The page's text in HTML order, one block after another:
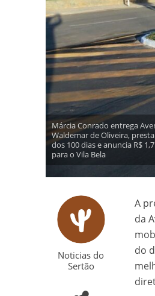
Márcia Conrado entrega
Waldemar de Oliveira,
dos 100 dias e anuncia R$
para o Vila Bela
Noticias do
Sertão
A
da
do